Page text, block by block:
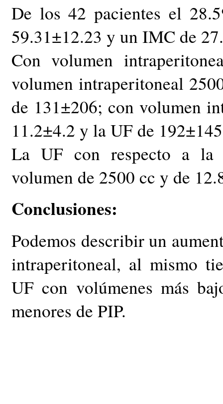
De los 42 pacientes el
59.31±12.23 y un IMC de
Con volumen
volumen intraperitoneal
de 131±206; con volumen
11.2±4.2 y la UF de
La UF con respecto a la
volumen de 2500 cc y de
Conclusiones:
Podemos describir un
intraperitoneal, al mismo
UF con volúmenes más
menores de PIP.